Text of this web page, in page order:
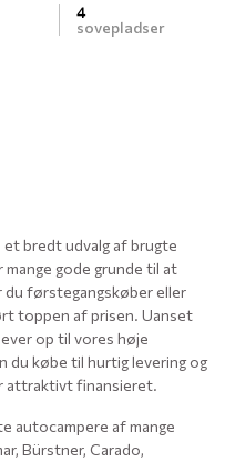
4
sovepladser
et bredt udvalg af brugte
gode grunde til at
du førstegangskøber eller
toppen af prisen. Uanset
op til vores høje
du købe til hurtig levering og
attraktivt finansieret.
autocampere af mange
Bürstner, Carado,